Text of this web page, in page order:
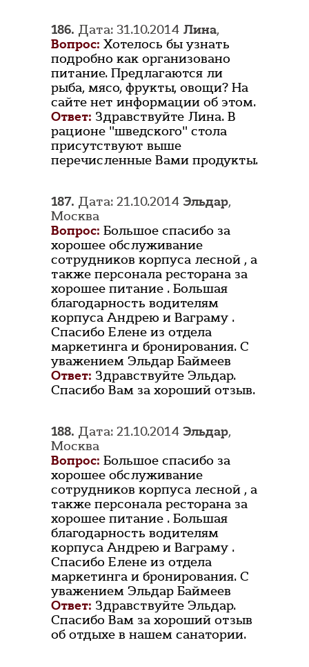
186. Дата: 31.10.2014 Лина,
Вопрос: Хотелось бы узнать
подробно как организовано
питание. Предлагаются ли
рыба, мясо, фрукты, овощи? На
сайте нет информации об этом.
Ответ: Здравствуйте Лина. В
рационе "шведского" стола
присутствуют выше
перечисленные Вами продукты.
187. Дата: 21.10.2014 Эльдар,
Москва
Вопрос: Большое спасибо за
хорошее обслуживание
сотрудников корпуса лесной , а
также персонала ресторана за
хорошее питание . Большая
благодарность водителям
корпуса Андрею и Ваграму .
Спасибо Елене из отдела
маркетинга и бронирования. С
уважением Эльдар Баймеев
Ответ: Здравствуйте Эльдар.
Спасибо Вам за хороший отзыв.
188. Дата: 21.10.2014 Эльдар,
Москва
Вопрос: Большое спасибо за
хорошее обслуживание
сотрудников корпуса лесной , а
также персонала ресторана за
хорошее питание . Большая
благодарность водителям
корпуса Андрею и Ваграму .
Спасибо Елене из отдела
маркетинга и бронирования. С
уважением Эльдар Баймеев
Ответ: Здравствуйте Эльдар.
Спасибо Вам за хороший отзыв
об отдыхе в нашем санатории.